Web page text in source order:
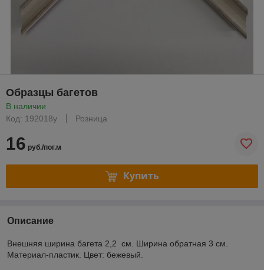
Образцы багетов
В наличии
Код: 192018у
Розница
16 руб./пог.м
Купить
Описание
Внешняя ширина багета 2,2 см. Ширина обратная 3 см.
Материал-пластик. Цвет: бежевый.